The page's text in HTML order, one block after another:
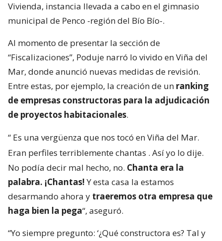
Vivienda, instancia llevada a cabo en el gimnasio
municipal de Penco -región del Bío Bío-.
Al momento de presentar la sección de
“Fiscalizaciones”, Poduje narró lo vivido en Viña del
Mar, donde anunció nuevas medidas de revisión.
Entre estas, por ejemplo, la creación de un ranking
de empresas constructoras para la adjudicación
de proyectos habitacionales.
“ Es una vergüenza que nos tocó en Viña del Mar.
Eran perfiles terriblemente chantas . Así yo lo dije.
No podía decir mal hecho, no. Chanta era la
palabra. ¡Chantas!Y esta casa la estamos
desarmando ahora y traeremos otra empresa que
haga bien la pega“, aseguró.
“Yo siempre pregunto: ‘¿Qué constructora es? Tal y